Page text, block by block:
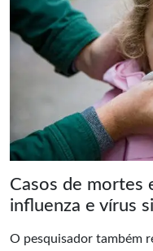
Casos de mortes
influenza e vírus
O pesquisador também